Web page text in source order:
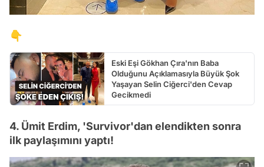
👇
Eski Eşi Gökhan Çıra'nın Baba
Olduğunu Açıklamasıyla Büyük Şok
Yaşayan Selin Ciğerci'den Cevap
Gecikmedi
4. Ümit Erdim, 'Survivor'dan elendikten sonra
ilk paylaşımını yaptı!